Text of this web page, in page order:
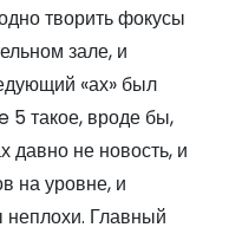
творить фокусы
зале, и
«ах» был
5 такое, вроде бы,
давно не новость, и
на уровне, и
Главный